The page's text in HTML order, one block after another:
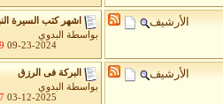
الأرشيف
اشهر كتب السيرة
بواسطة
البدوي
09-23-2024
الأرشيف
البركة فى الرزق
بواسطة
البدوي
03-12-2025